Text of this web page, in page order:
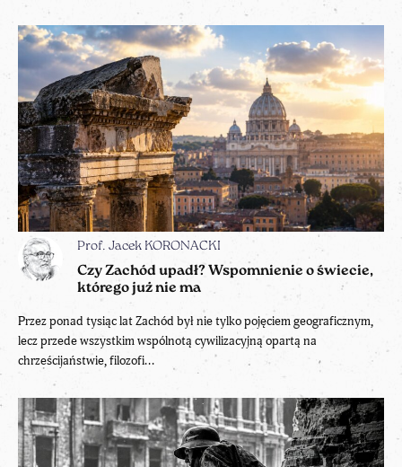
Prof. Jacek KORONACKI
Czy Zachód upadł? Wspomnienie o świecie,
którego już nie ma
Przez ponad tysiąc lat Zachód był nie tylko pojęciem geograficznym,
lecz przede wszystkim wspólnotą cywilizacyjną opartą na
chrześcijaństwie, filozofi...